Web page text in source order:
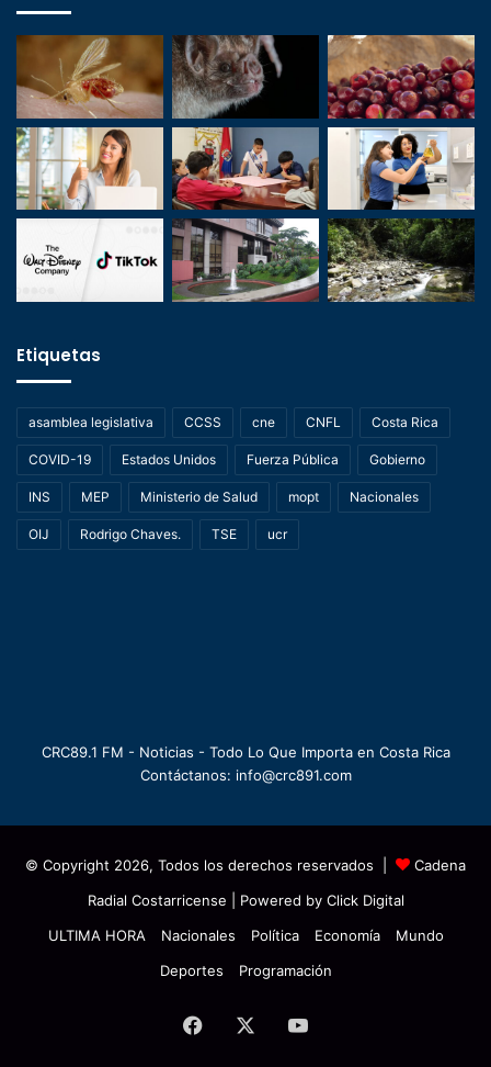
Etiquetas
asamblea legislativa CCSS cne CNFL Costa Rica
COVID-19 Estados Unidos Fuerza Pública Gobierno
INS MEP Ministerio de Salud mopt Nacionales
OIJ Rodrigo Chaves. TSE ucr
CRC89.1 FM - Noticias - Todo Lo Que Importa en Costa Rica
Contáctanos: info@crc891.com
© Copyright 2026, Todos los derechos reservados |
Cadena
Radial Costarricense | Powered by Click Digital
ULTIMA HORA
Nacionales Política Economía
Mundo
Deportes
Programación
Facebook